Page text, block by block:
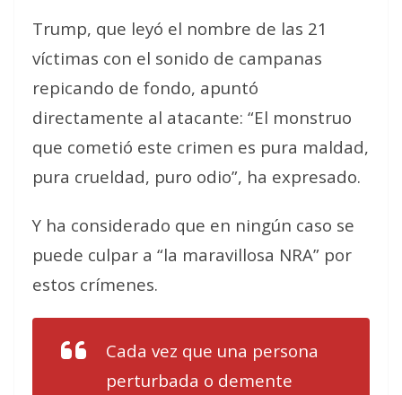
Trump, que leyó el nombre de las 21
víctimas con el sonido de campanas
repicando de fondo, apuntó
directamente al atacante: “El monstruo
que cometió este crimen es pura maldad,
pura crueldad, puro odio”, ha expresado.
Y ha considerado que en ningún caso se
puede culpar a “la maravillosa NRA” por
estos crímenes.
Cada vez que una persona
perturbada o demente